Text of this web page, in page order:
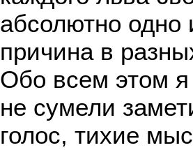
абсолютно одно
причина в
Обо всем этом я
не сумели
голос, тихие